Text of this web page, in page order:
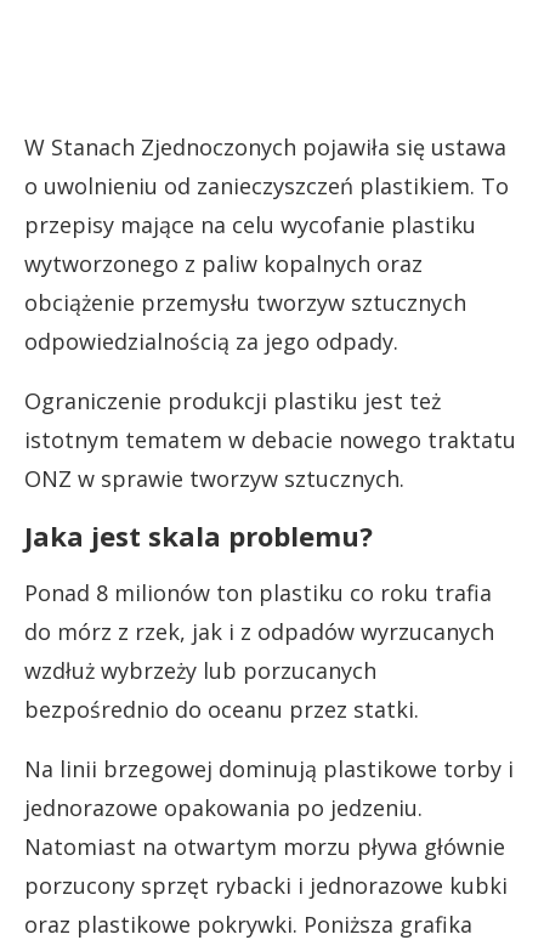
W Stanach Zjednoczonych pojawiła się ustawa
o uwolnieniu od zanieczyszczeń plastikiem. To
przepisy mające na celu wycofanie plastiku
wytworzonego z paliw kopalnych oraz
obciążenie przemysłu tworzyw sztucznych
odpowiedzialnością za jego odpady.
Ograniczenie produkcji plastiku jest też
istotnym tematem w debacie nowego traktatu
ONZ w sprawie tworzyw sztucznych.
Jaka jest skala problemu?
Ponad 8 milionów ton plastiku co roku trafia
do mórz z rzek, jak i z odpadów wyrzucanych
wzdłuż wybrzeży lub porzucanych
bezpośrednio do oceanu przez statki.
Na linii brzegowej dominują plastikowe torby i
jednorazowe opakowania po jedzeniu.
Natomiast na otwartym morzu pływa głównie
porzucony sprzęt rybacki i jednorazowe kubki
oraz plastikowe pokrywki. Poniższa grafika